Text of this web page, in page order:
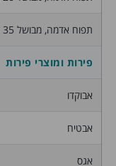
תפוח אדמה, מבושל 35 דקות
פירות ומוצרי פירות
אבוקדו
אבטיח
אגס